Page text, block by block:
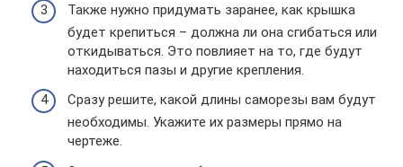
Также нужно придумать заранее, как крышка
будет крепиться – должна ли она сгибаться или
откидываться. Это повлияет на то, где будут
находиться пазы и другие крепления.
Сразу решите, какой длины саморезы вам будут
необходимы. Укажите их размеры прямо на
чертеже.